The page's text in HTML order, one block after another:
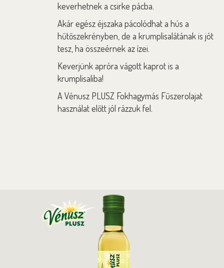
keverhetnek a csirke pácba.
Akár egész éjszaka pácolódhat a hús a
hűtőszekrényben, de a krumplisalátának is jót
tesz, ha összeérnek az ízei.
Keverjünk apróra vágott kaprot is a
krumplisaliba!
A Vénusz PLUSZ Fokhagymás Fűszerolajat
használat előtt jól rázzuk fel.